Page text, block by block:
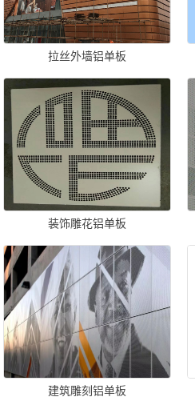
拉丝外墙铝单板
装饰雕花铝单板
建筑雕刻铝单板